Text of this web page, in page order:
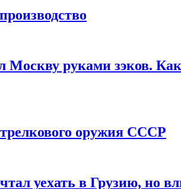
руками зэков.
оружия СССР
уехать в Грузию, но